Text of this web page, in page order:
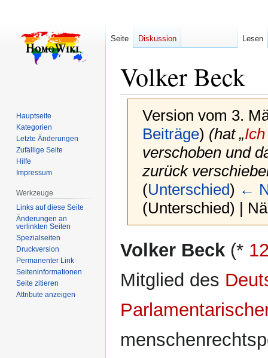
Volker Beck
Version vom 3.
Beiträge) (hat „
verschoben und
zurück
(Unterschied) ←
(Unterschied) |
Navigation
Suche
Volker Beck (*
Mitglied des
Seite Diskussion Lesen
Hauptseite
Kategorien
Letzte Änderungen
Zufällige Seite
Hilfe
Impressum
Werkzeuge
Links auf diese Seite
Änderungen an
verlinkten Seiten
Spezialseiten
Druckversion
Permanenter Link
Seiten­­informationen
Seite zitieren
Attribute anzeigen